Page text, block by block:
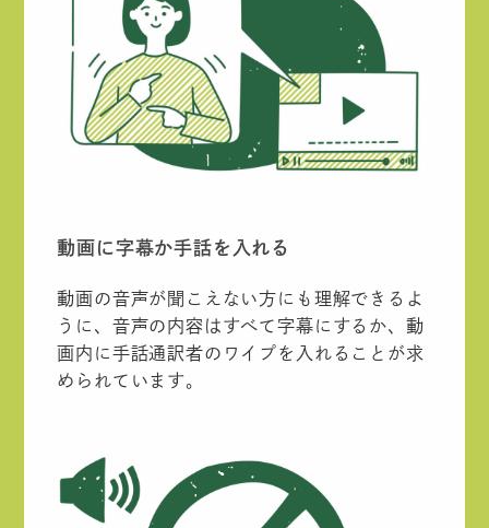
動画に字幕か手話を入れる
動画の音声が聞こえない方にも理解できるよ
うに、音声の内容はすべて字幕にするか、動
画内に手話通訳者のワイプを入れることが求
められています。